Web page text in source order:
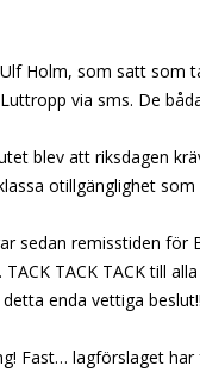
Holm, som satt som
via sms. De
blev att riksdagen
otillgänglighet som
sedan remisstiden
TACK TACK till
enda vettiga beslut!!
Fast… lagförslaget